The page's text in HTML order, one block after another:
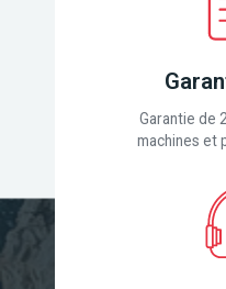
Garantie de
machines et